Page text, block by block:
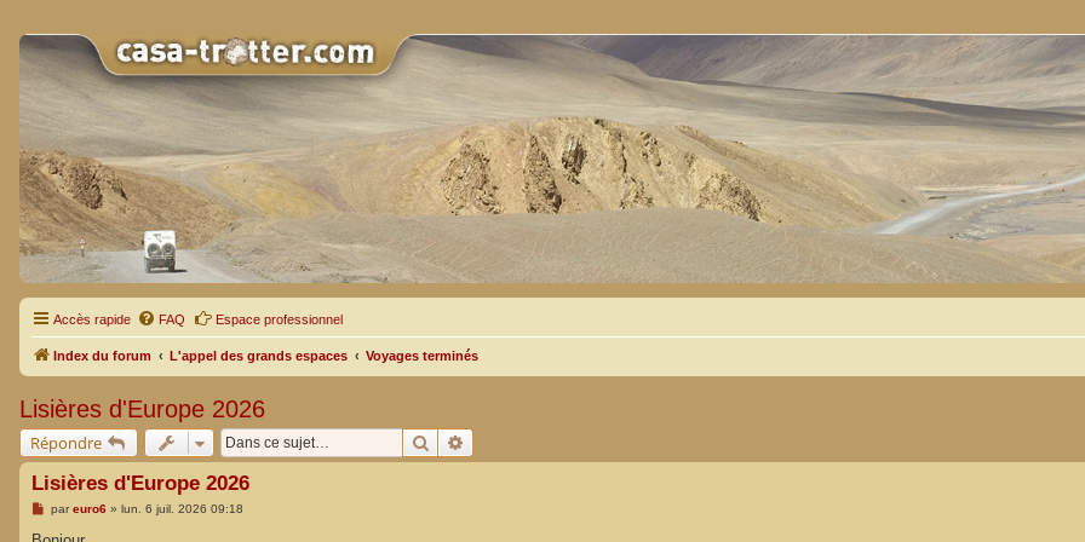
Accès rapide FAQ Espace professionnel
Index du forum L'appel des grands espaces Voyages terminés
Lisières d'Europe 2026
Répondre Rechercher
Lisières d'Europe 2026
M
s
pareuro6» lun. 6 juil. 2026 09:18